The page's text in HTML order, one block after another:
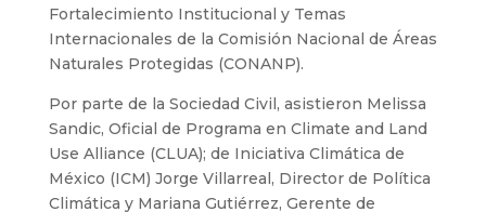
Fortalecimiento Institucional y Temas
Internacionales de la Comisión Nacional de Áreas
Naturales Protegidas (CONANP).
Por parte de la Sociedad Civil, asistieron Melissa
Sandic, Oficial de Programa en Climate and Land
Use Alliance (CLUA); de Iniciativa Climática de
México (ICM) Jorge Villarreal, Director de Política
Climática y Mariana Gutiérrez, Gerente de